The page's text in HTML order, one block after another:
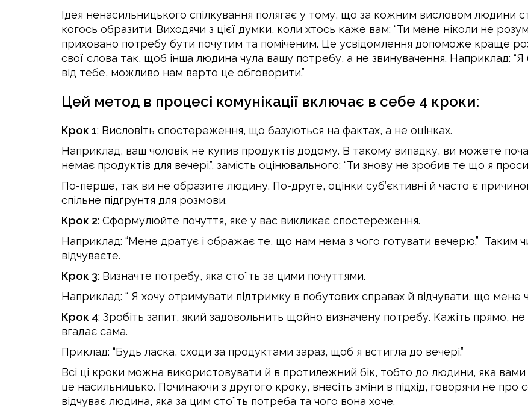
Ідея ненасильницького спілкування полягає у тому, що за кожним висловом людини
когось образити. Виходячи з цієї думки, коли хтось каже вам: “Ти мене ніколи не
приховано потребу бути почутим та поміченим. Це усвідомлення допоможе краще
свої слова так, щоб інша людина чула вашу потребу, а не звинувачення. Наприклад: “Я
від тебе, можливо нам варто це обговорити.”
Цей метод в процесі комунікації включає в себе 4 кроки:
Крок 1: Висловіть спостереження, що базуються на фактах, а не оцінках.
Наприклад, ваш чоловік не купив продуктів додому. В такому випадку, ви можете
немає продуктів для вечері.”, замість оцінювального: “Ти знову не зробив те що я
По-перше, так ви не образите людину. По-друге, оцінки суб’єктивні й часто є
спільне підґрунтя для розмови.
Крок 2: Сформулюйте почуття, яке у вас викликає спостереження.
Наприклад: “Мене дратує і ображає те, що нам нема з чого готувати вечерю.” Таким
відчуваєте.
Крок 3: Визначте потребу, яка стоїть за цими почуттями.
Наприклад: “ Я хочу отримувати підтримку в побутових справах й відчувати, що мене
Крок 4: Зробіть запит, який задовольнить щойно визначену потребу. Кажіть прямо,
вгадає сама.
Приклад: “Будь ласка, сходи за продуктами зараз, щоб я встигла до вечері.”
Всі ці кроки можна використовувати й в протилежний бік, тобто до людини, яка
це насильницько. Починаючи з другого кроку, внесіть зміни в підхід, говорячи не
відчуває людина, яка за цим стоїть потреба та чого вона хоче.